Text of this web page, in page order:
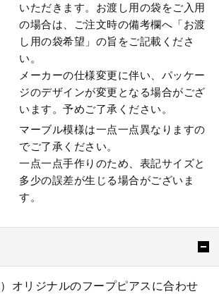
いただきます。お渡し用の袋をご入用
の場合は、ご注文時の備考欄へ「お渡
し用の袋希望」の旨をご記載くださ
い。
メーカーの仕様変更に伴い、パッケー
ジのデザインが変更となる場合がござ
います。予めご了承ください。
マーブル模様は一点一点異なりますの
でご了承ください。
一点一点手作りのため、表記サイズと
多少の誤差が生じる場合がございま
す。
オリジナルのフープピアスに合わせ